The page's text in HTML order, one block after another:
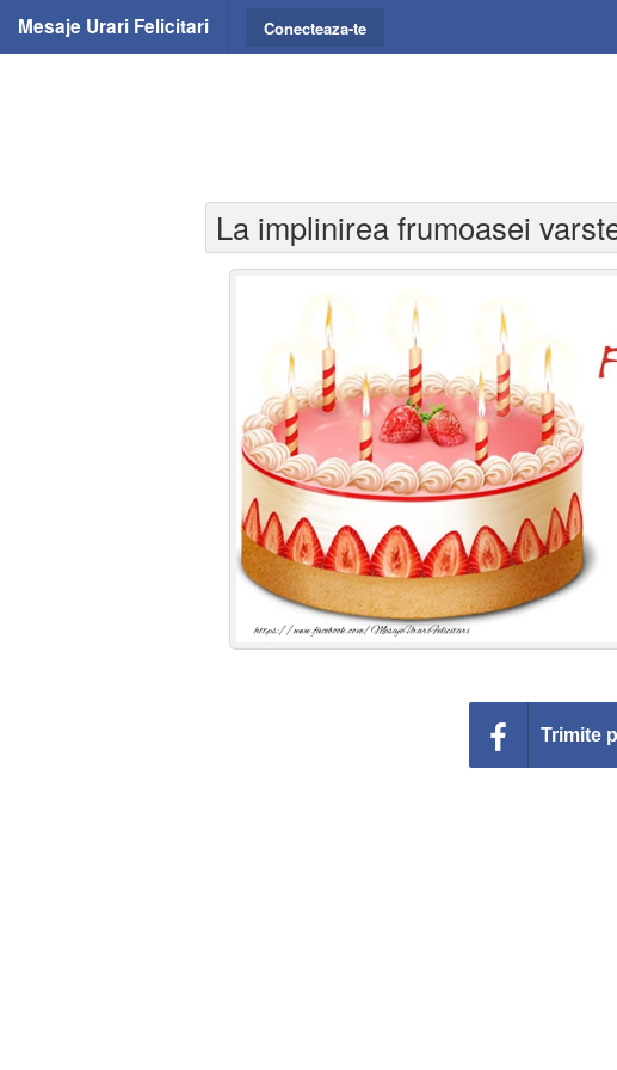
Mesaje Urari Felicitari Conecteaza-te
La implinirea frumoasei
Trimite